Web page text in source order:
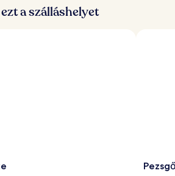
a szálláshelyet